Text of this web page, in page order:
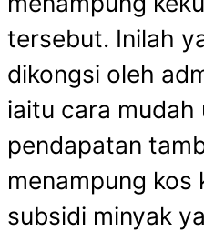
tersebut. Inilah
dikongsi oleh
iaitu cara
pendapatan
menampung kos
subsidi minyak